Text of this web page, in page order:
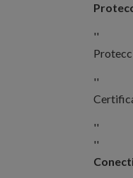
''
''
''
''